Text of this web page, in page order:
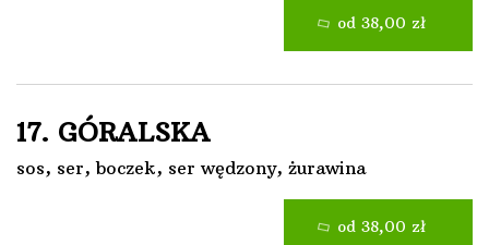
17. GÓRALSKA
sos, ser, boczek, ser wędzony, żurawina